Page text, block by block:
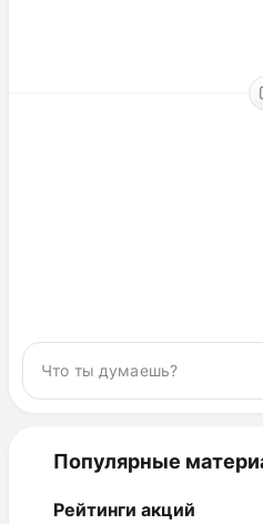
Популярные
Рейтинги акций